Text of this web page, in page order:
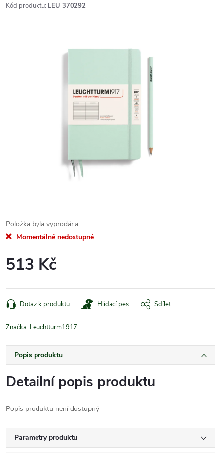
Kód produktu: LEU 370292
Položka byla vyprodána…
Momentálně nedostupné
513 Kč
cena:
Dotaz k produktu Hlídací pes Sdílet
Značka: Leuchtturm1917
Popis produktu
Detailní popis produktu
Popis produktu není dostupný
Parametry produktu